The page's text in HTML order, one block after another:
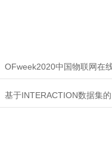
OFweek2020中国物联网在
基于INTERACTION数据集的自动驾